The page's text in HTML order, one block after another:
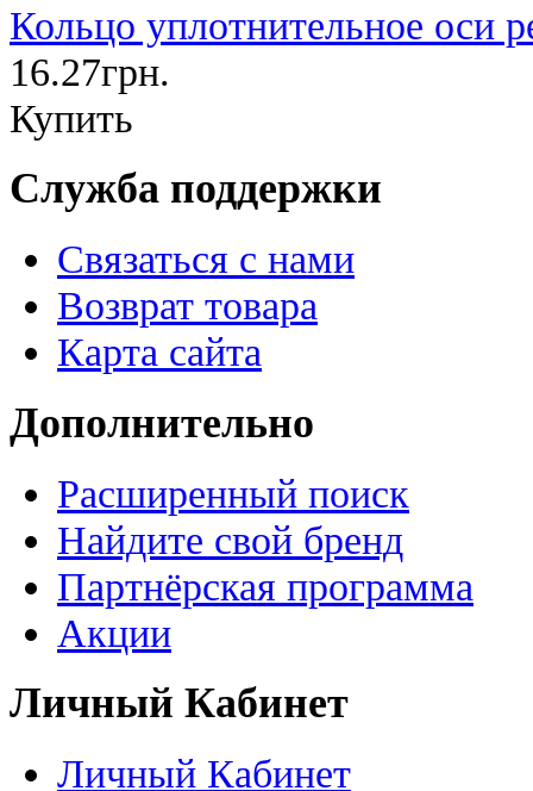
Кольцо уплотнительное оси
16.27грн.
Купить
Служба поддержки
Связаться с нами
Возврат товара
Карта сайта
Дополнительно
Расширенный поиск
Найдите свой бренд
Партнёрская программа
Акции
Личный Кабинет
Личный Кабинет